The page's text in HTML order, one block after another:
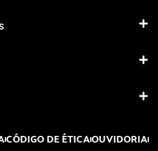
CÓDIGO DE ÉTICAOUVIDORIA